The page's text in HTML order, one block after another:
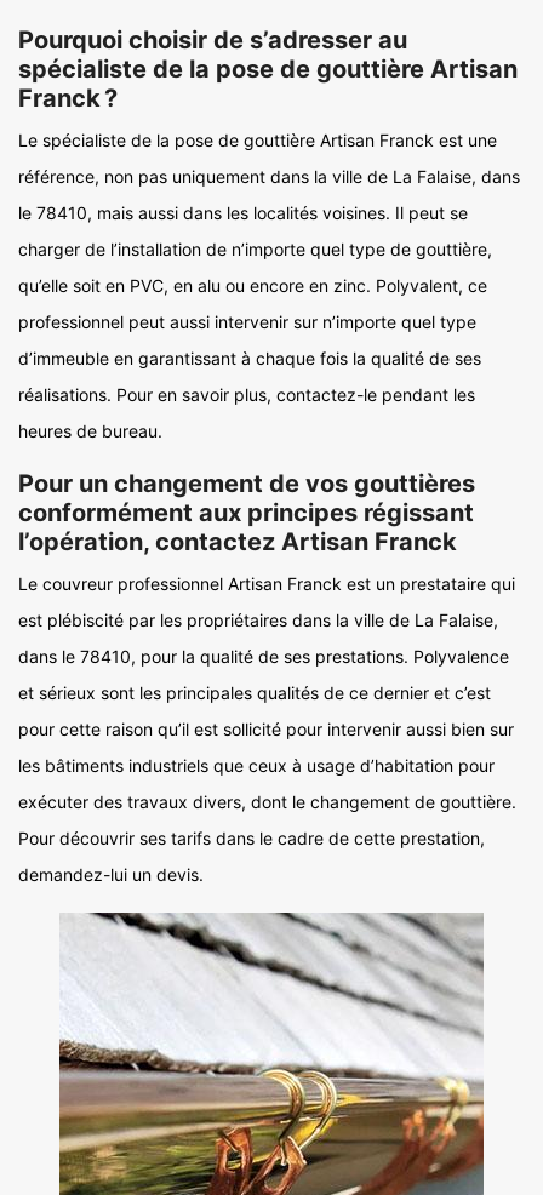
Pourquoi choisir de s’adresser au
spécialiste de la pose de gouttière Artisan
Franck ?
Le spécialiste de la pose de gouttière Artisan Franck est une
référence, non pas uniquement dans la ville de La Falaise, dans
le 78410, mais aussi dans les localités voisines. Il peut se
charger de l’installation de n’importe quel type de gouttière,
qu’elle soit en PVC, en alu ou encore en zinc. Polyvalent, ce
professionnel peut aussi intervenir sur n’importe quel type
d’immeuble en garantissant à chaque fois la qualité de ses
réalisations. Pour en savoir plus, contactez-le pendant les
heures de bureau.
Pour un changement de vos gouttières
conformément aux principes régissant
l’opération, contactez Artisan Franck
Le couvreur professionnel Artisan Franck est un prestataire qui
est plébiscité par les propriétaires dans la ville de La Falaise,
dans le 78410, pour la qualité de ses prestations. Polyvalence
et sérieux sont les principales qualités de ce dernier et c’est
pour cette raison qu’il est sollicité pour intervenir aussi bien sur
les bâtiments industriels que ceux à usage d’habitation pour
exécuter des travaux divers, dont le changement de gouttière.
Pour découvrir ses tarifs dans le cadre de cette prestation,
demandez-lui un devis.